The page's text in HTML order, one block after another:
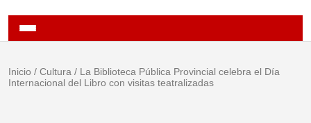
Inicio / Cultura / La Biblioteca Pública Provincial celebra el Día
Internacional del Libro con visitas teatralizadas